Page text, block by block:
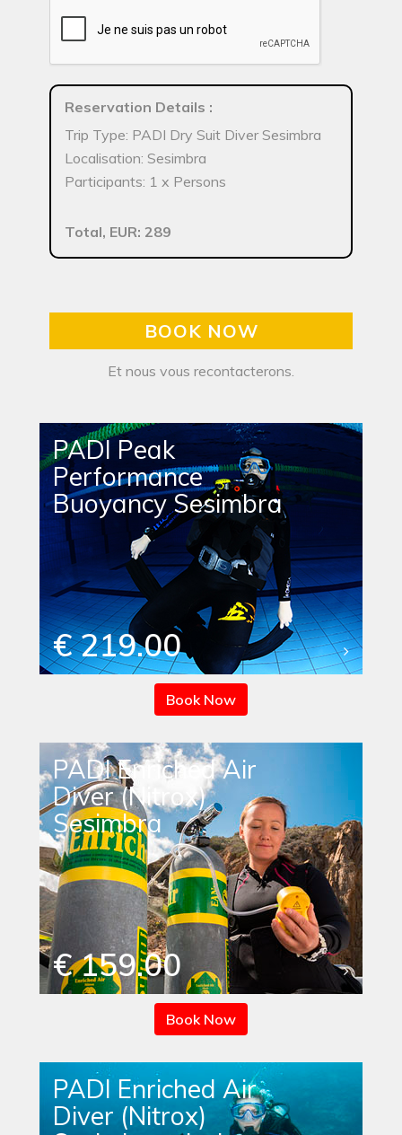
Reservation Details :
Trip Type: PADI Dry Suit Diver Sesimbra
Localisation: Sesimbra
Participants: 1 x Persons
Total, EUR: 289
BOOK NOW
Et nous vous recontacterons.
PADI Peak
Performance
Buoyancy Sesimbra
€ 219.00
Book Now
PADI Enriched Air
Diver (Nitrox)
Sesimbra
€ 159.00
Book Now
PADI Enriched Air
Diver (Nitrox)